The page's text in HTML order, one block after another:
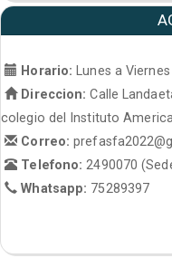
Horario:
Lunes a
Direccion: Calle
colegio del Instituto
Correo:
Telefono: 2490070
Whatsapp: 75289397